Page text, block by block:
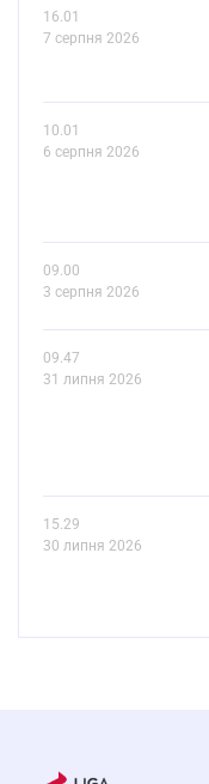
16.01
7 серпня 2026
10.01
6 серпня 2026
09.00
3 серпня 2026
09.47
31 липня 2026
15.29
30 липня 2026